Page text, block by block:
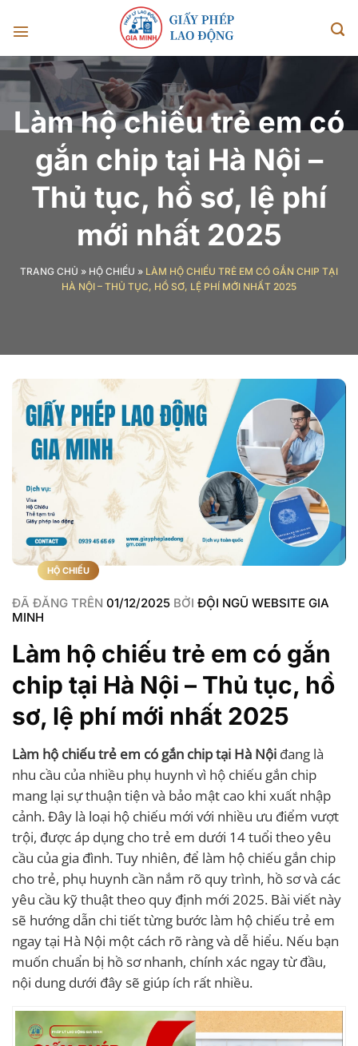
đến
nội
dung
Làm hộ chiếu trẻ em có
gắn chip tại Hà Nội –
Thủ tục, hồ sơ, lệ phí
mới nhất 2025
TRANG CHỦ » HỘ CHIẾU » LÀM HỘ CHIẾU TRẺ EM CÓ GẮN CHIP TẠI
HÀ NỘI – THỦ TỤC, HỒ SƠ, LỆ PHÍ MỚI NHẤT 2025
HỘ CHIẾU
ĐÃ ĐĂNG TRÊN 01/12/2025 BỞI ĐỘI NGŨ WEBSITE GIA
MINH
Làm hộ chiếu trẻ em có gắn
chip tại Hà Nội – Thủ tục, hồ
sơ, lệ phí mới nhất 2025
Làm hộ chiếu trẻ em có gắn chip tại Hà Nội đang là
nhu cầu của nhiều phụ huynh vì hộ chiếu gắn chip
mang lại sự thuận tiện và bảo mật cao khi xuất nhập
cảnh. Đây là loại hộ chiếu mới với nhiều ưu điểm vượt
trội, được áp dụng cho trẻ em dưới 14 tuổi theo yêu
cầu của gia đình. Tuy nhiên, để làm hộ chiếu gắn chip
cho trẻ, phụ huynh cần nắm rõ quy trình, hồ sơ và các
yêu cầu kỹ thuật theo quy định mới 2025. Bài viết này
sẽ hướng dẫn chi tiết từng bước làm hộ chiếu trẻ em
ngay tại Hà Nội một cách rõ ràng và dễ hiểu. Nếu bạn
muốn chuẩn bị hồ sơ nhanh, chính xác ngay từ đầu,
nội dung dưới đây sẽ giúp ích rất nhiều.